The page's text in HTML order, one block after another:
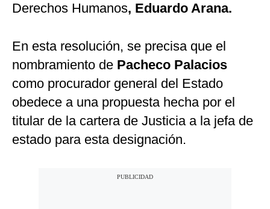
Derechos Humanos, Eduardo Arana.
En esta resolución, se precisa que el
nombramiento de Pacheco Palacios
como procurador general del Estado
obedece a una propuesta hecha por el
titular de la cartera de Justicia a la jefa de
estado para esta designación.